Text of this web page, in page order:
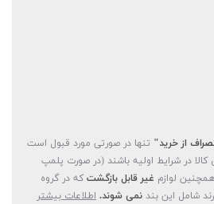
از خرید" تنها در صورتی مورد قبول است
کالا در شرایط اولیه باشند (در صورت پلمپ
لوازم غیر قابل بازگشت که در گروه
شامل این بند نمی شوند. اطلاعات بیشتر